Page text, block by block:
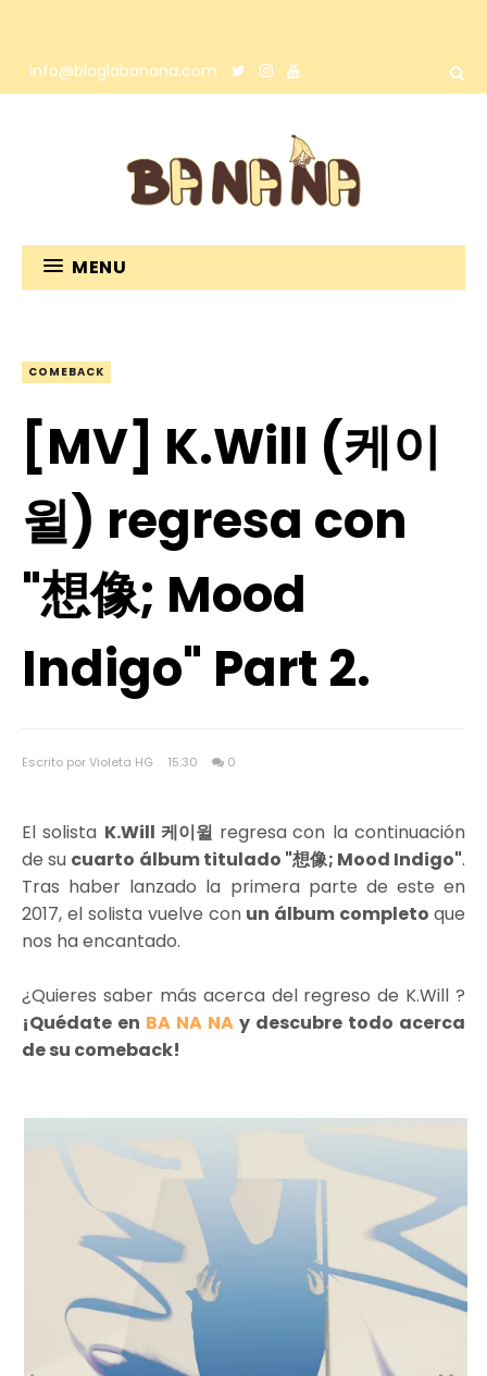
info@bloglabanana.com
MENU
COMEBACK
[MV] K.Will (케이
윌) regresa con
"想像; Mood
Indigo" Part 2.
Escrito por Violeta HG 15:30 0
El solista K.Will 케이윌 regresa con la continuación
de su cuarto álbum titulado "想像; Mood Indigo".
Tras haber lanzado la primera parte de este en
2017, el solista vuelve con un álbum completo que
nos ha encantado.
¿Quieres saber más acerca del regreso de K.Will ?
¡Quédate en BA NA NA y descubre todo acerca
de su comeback!